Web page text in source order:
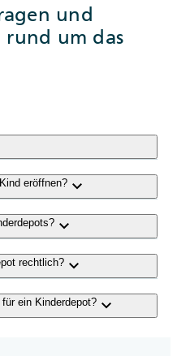
und
um das
eröffnen? keyboard_arrow_down
keyboard_arrow_down
rechtlich? keyboard_arrow_down
ein Kinderdepot? keyboard_arrow_down